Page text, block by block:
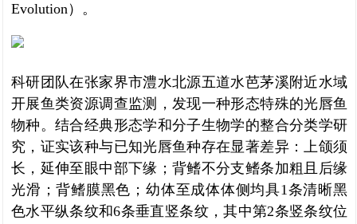
Evolution）。
科研团队在张家界市澧水北源五道水芭茅溪附近水域
开展鱼类资源调查监测，发现一种形态特殊的光唇鱼
物种。结合经典形态学和分子生物学的整合分类学研
究，证实该种与已知光唇鱼种存在显著差异：上颌须
长，延伸至眼中部下缘；背鳍不分支鳍条加粗且后缘
光滑；背鳍膜黑色；幼体至成体体侧均具1条清晰黑
色水平纵条纹和6条垂直竖条纹，其中第2条竖条纹位